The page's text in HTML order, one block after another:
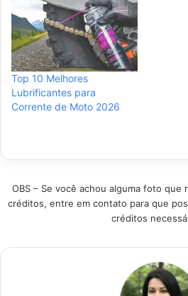
perfeitamente. A
gente buscou os
produtos campeões
de vendas e notas
altas para garantir
segurança nas pistas.
Confira agora quais
opções dominam o
para Escolher a
Transmissão Para…
Top 10 Melhores
Lubrificantes para
Corrente de Moto 2026
OBS – Se você achou alguma foto que
créditos, entre em contato para que
créditos